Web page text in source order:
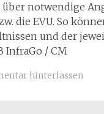
notwendige
die EVU. So
und der
InfraGo / CM
hinterlassen